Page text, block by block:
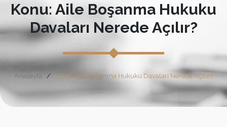
Konu: Aile Boşanma Hukuku
Davaları Nerede Açılır?
Anasayfa Etiket: Aile Boşanma Hukuku Davaları Nerede Açılır?